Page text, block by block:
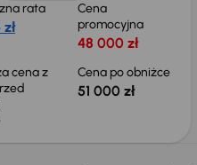
rata
Cena
promocyjna
48 000 zł
cena z
Cena po obniżce
51 000 zł